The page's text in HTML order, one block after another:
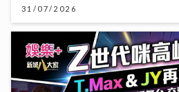
31/07/2026